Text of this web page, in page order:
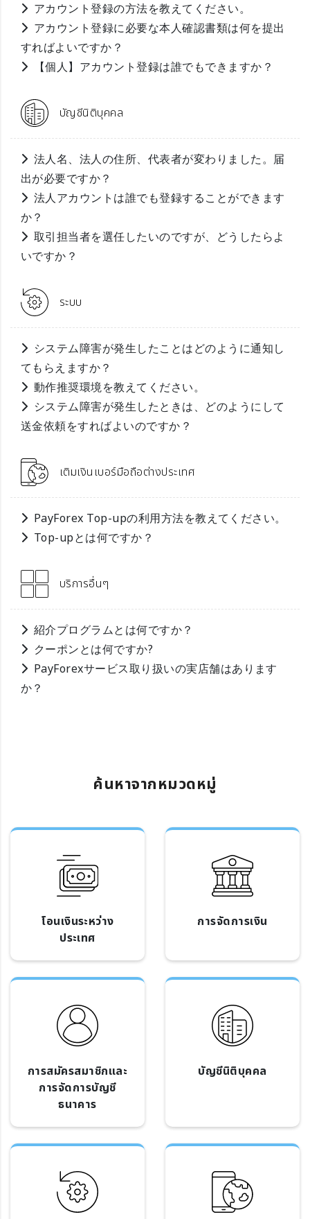
アカウント登録の方法を教えてください。
アカウント登録に必要な本人確認書類は何を提出
すればよいですか？
【個人】アカウント登録は誰でもできますか？
บัญชีนิติบุคคล
法人名、法人の住所、代表者が変わりました。届
出が必要ですか？
法人アカウントは誰でも登録することができます
か？
取引担当者を選任したいのですが、どうしたらよ
いですか？
ระบบ
システム障害が発生したことはどのように通知し
てもらえますか？
動作推奨環境を教えてください。
システム障害が発生したときは、どのようにして
送金依頼をすればよいのですか？
เติมเงินเบอร์มือถือต่างประเทศ
PayForex Top-upの利用方法を教えてください。
Top-upとは何ですか？
บริการอื่นๆ
紹介プログラムとは何ですか？
クーポンとは何ですか?
PayForexサービス取り扱いの実店舗はあります
か？
ค้นหาจากหมวดหมู่
โอนเงินระหว่าง
ประเทศ
การจัดการเงิน
การสมัครสมาชิกและ
การจัดการบัญชี
ธนาคาร
บัญชีนิติบุคคล